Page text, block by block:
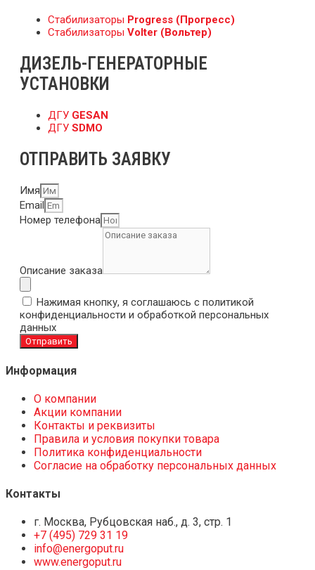
Стабилизаторы Progress (Прогресс)
Стабилизаторы Volter (Вольтер)
ДИЗЕЛЬ-ГЕНЕРАТОРНЫЕ
УСТАНОВКИ
ДГУ GESAN
ДГУ SDMO
ОТПРАВИТЬ ЗАЯВКУ
Имя
Email
Номер телефона
Описание заказа
Нажимая кнопку, я соглашаюсь с политикой
конфиденциальности и обработкой персональных
данных
Отправить
Информация
О компании
Акции компании
Контакты и реквизиты
Правила и условия покупки товара
Политика конфиденциальности
Согласие на обработку персональных данных
Контакты
г. Москва, Рубцовская наб., д. 3, стр. 1
+7 (495) 729 31 19
info@energoput.ru
www.energoput.ru